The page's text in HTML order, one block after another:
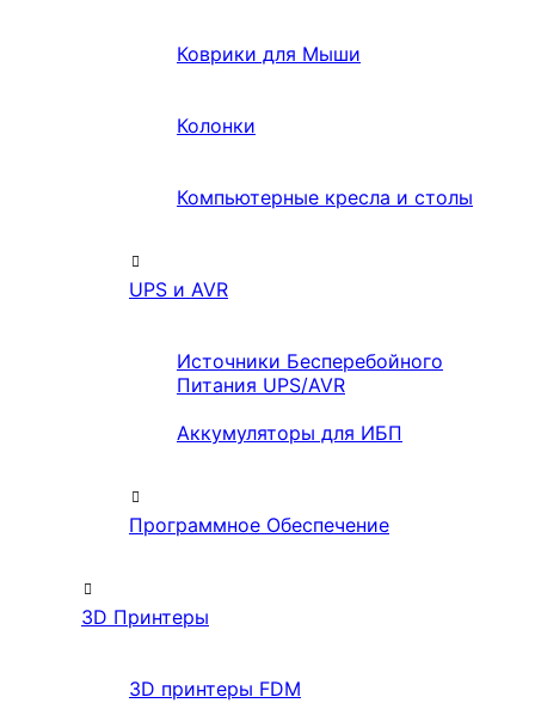
Коврики для Мыши
Колонки
Компьютерные кресла и столы
UPS и AVR
Источники Бесперебойного
Питания UPS/AVR
Аккумуляторы для ИБП
Программное Обеспечение
3D Принтеры
3D принтеры FDM